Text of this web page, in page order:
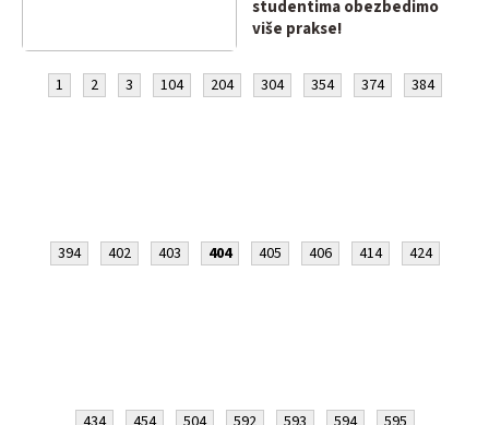
studentima obezbedimo
više prakse!
1 2 3 104 204 304 354 374 384
394 402 403 404 405 406 414 424